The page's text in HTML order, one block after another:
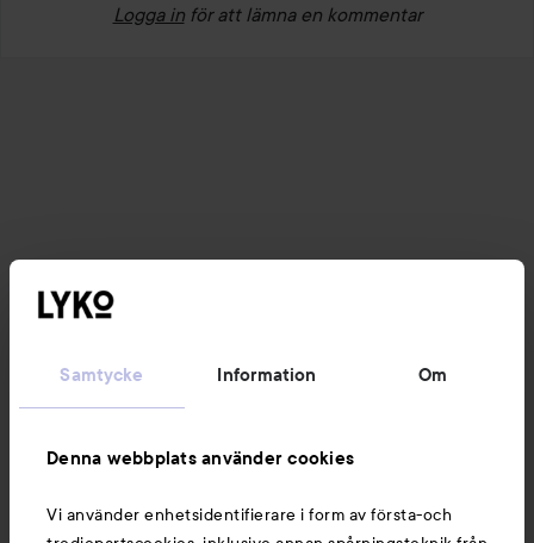
Samtycke Information Om
Denna webbplats använder cookies
Vi använder enhetsidentifierare i form av första-och
Logga in för att lämna en kommentar